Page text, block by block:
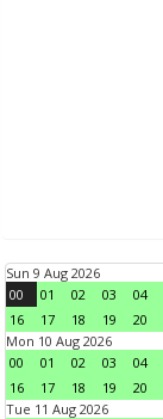
Sun 9 Aug 2026
00
01 02 03 04
16
17 18 19 20
Mon 10 Aug 2026
00
01 02 03 04
16
17 18 19 20
Tue 11 Aug 2026